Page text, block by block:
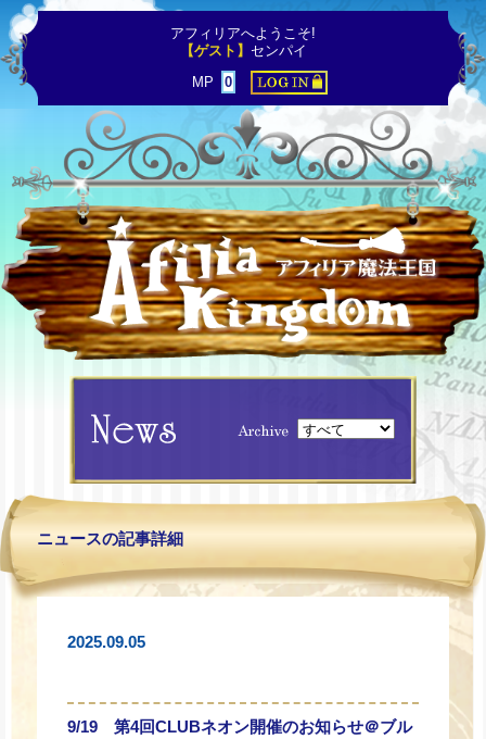
アフィリアへようこそ!
【ゲスト】 センパイ
MP
0
ニュースの記事詳細
2025.09.05
9/19 第4回CLUBネオン開催のお知らせ＠ブル